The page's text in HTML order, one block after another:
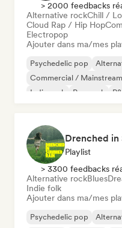
> 2000 feedbacks
Alternative rockChill /
Cloud Rap / Hip Hop
Electropop
Ajouter dans ma/mes
Psychedelic pop
Commercial / Mainstream
Indie rock
Pop rock
Drenched
Playlist
> 3300 feedbacks
Alternative rockBlues
Indie folk
Ajouter dans ma/mes
Psychedelic pop